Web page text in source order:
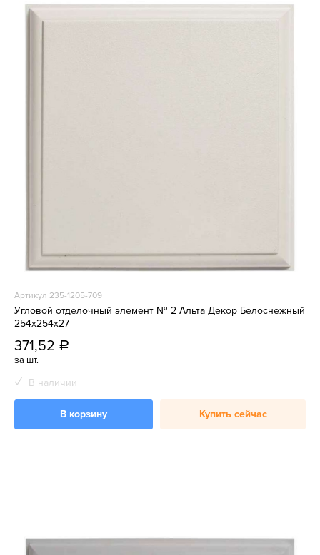
Артикул 235-1205-709
Угловой отделочный элемент № 2 Альта Декор Белоснежный
254х254х27
371,52 a
за шт.
В наличии
В корзину Купить сейчас